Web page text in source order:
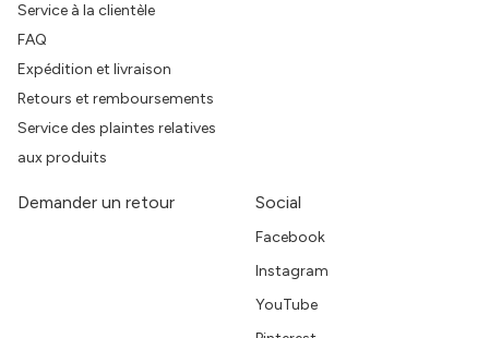
Service à la clientèle
FAQ
Expédition et livraison
Retours et remboursements
Service des plaintes relatives
aux produits
Demander un retour Social
Facebook
Instagram
YouTube